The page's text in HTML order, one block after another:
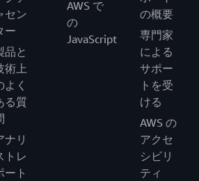
セン
ー
品と
術上
よく
る質
ナリ
トレ
ート
AWS で
の
JavaScript
の概要
専門家
による
サポー
トを受
ける
AWS の
アクセ
シビリ
ティ